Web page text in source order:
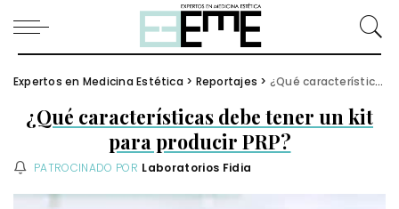
Expertos en Medicina Estética > Reportajes > ¿Qué características debe tener un kit para producir PRP?
¿Qué características debe tener un kit
para producir PRP?
PATROCINADO POR Laboratorios Fidia